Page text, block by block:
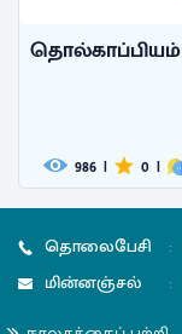
தொல்காப்பியம்
986 | 0 |
தொலைபேசி :
மின்னஞ்சல்
: